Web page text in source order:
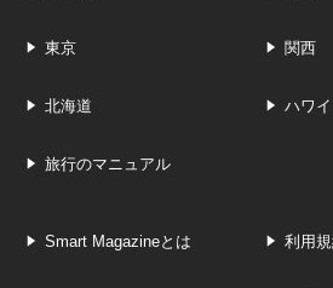
東京 関西
北海道 ハワイ
旅行のマニュアル
Smart Magazineとは 利用